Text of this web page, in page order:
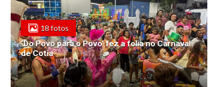
18 fotos
‘Do Povo para o Povo’ fez a folia no Carnaval
de Cotia